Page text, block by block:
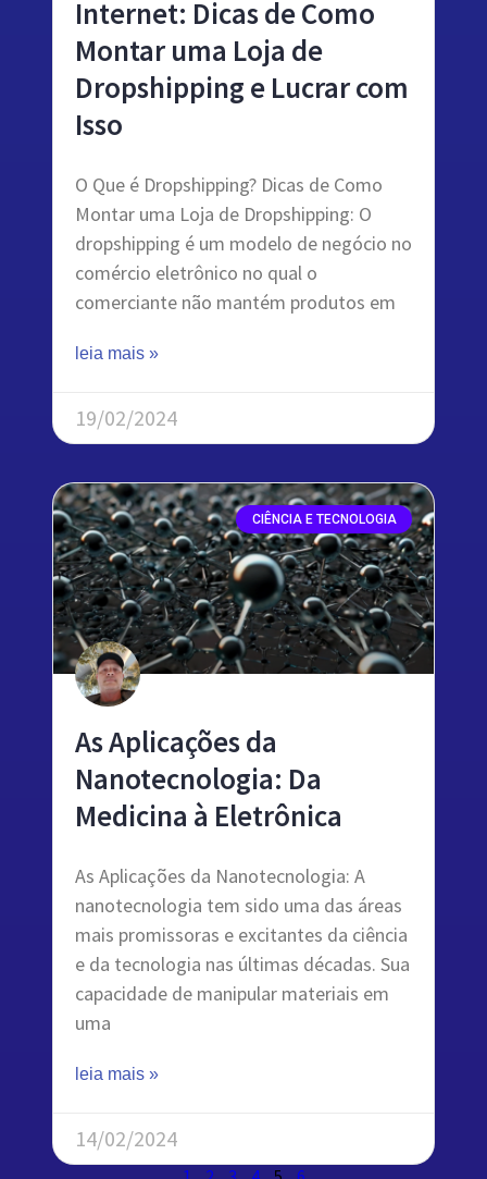
Internet: Dicas de Como
Montar uma Loja de
Dropshipping e Lucrar com
Isso
O Que é Dropshipping? Dicas de Como
Montar uma Loja de Dropshipping: O
dropshipping é um modelo de negócio no
comércio eletrônico no qual o
comerciante não mantém produtos em
leia mais »
19/02/2024
CIÊNCIA E TECNOLOGIA
As Aplicações da
Nanotecnologia: Da
Medicina à Eletrônica
As Aplicações da Nanotecnologia: A
nanotecnologia tem sido uma das áreas
mais promissoras e excitantes da ciência
e da tecnologia nas últimas décadas. Sua
capacidade de manipular materiais em
uma
leia mais »
14/02/2024